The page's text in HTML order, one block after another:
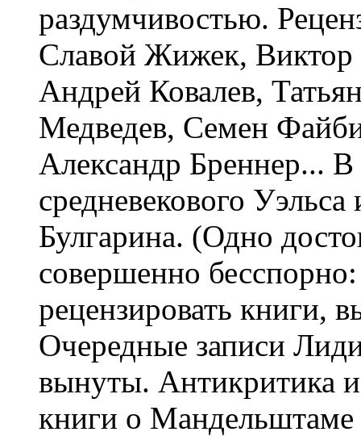
раздумчивостью.
Славой Жижек,
Андрей Ковалев,
Медведев, Семен
Александр Бреннер...
средневекового
Булгарина. (Одно
совершенно бесспорно:
рецензировать
Очередные записи
вынуты. Антикритика
книги о Мандельштаме